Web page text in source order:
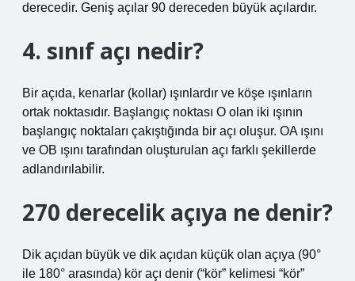
derecedir. Geniş açılar 90 dereceden büyük açılardır.
4. sınıf açı nedir?
Bir açıda, kenarlar (kollar) ışınlardır ve köşe ışınların
ortak noktasıdır. Başlangıç ​​noktası O olan iki ışının
başlangıç ​​noktaları çakıştığında bir açı oluşur. OA ışını
ve OB ışını tarafından oluşturulan açı farklı şekillerde
adlandırılabilir.
270 derecelik açıya ne denir?
Dik açıdan büyük ve dik açıdan küçük olan açıya (90°
ile 180° arasında) kör açı denir (“kör” kelimesi “kör”